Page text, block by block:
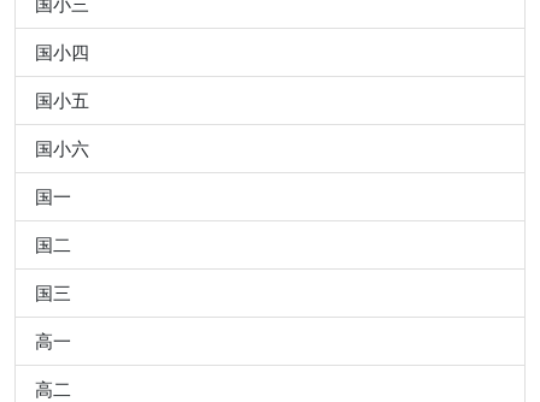
国小四
国小五
国小六
国一
国二
国三
高一
高二